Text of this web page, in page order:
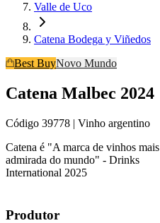
Valle de Uco
Catena Bodega y Viñedos
Best BuyNovo Mundo
Catena Malbec 2024
Código 39778 | Vinho argentino
Catena é "A marca de vinhos mais
admirada do mundo" - Drinks
International 2025
Produtor